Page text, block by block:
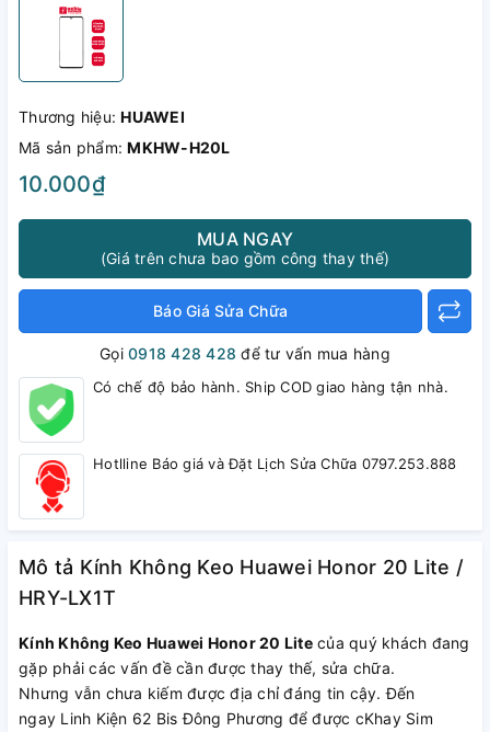
Thương hiệu:HUAWEI
Mã sản phẩm:MKHW-H20L
10.000₫
MUA NGAY
(Giá trên chưa bao gồm công thay thế)
Báo Giá Sửa Chữa
Gọi0918 428 428 để tư vấn mua hàng
Có chế độ bảo hành. Ship COD giao hàng tận nhà.
Hotlline Báo giá và Đặt Lịch Sửa Chữa 0797.253.888
Mô tả Kính Không Keo Huawei Honor 20 Lite /
HRY-LX1T
Kính Không Keo Huawei Honor 20 Litecủa quý khách đang
gặp phải các vấn đề cần được thay thế, sửa chữa.
Nhưng vẫn chưa kiếm được địa chỉ đáng tin cậy. Đến
ngay Linh Kiện 62 Bis Đông Phương để được cKhay Sim